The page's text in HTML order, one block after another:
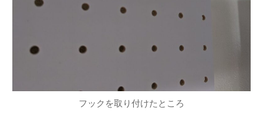
フックを取り付けたところ